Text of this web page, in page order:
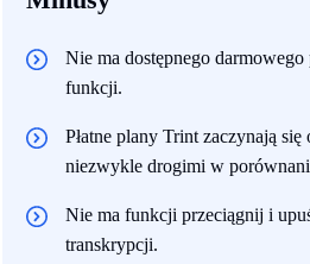
Nie ma dostępnego darmowego
funkcji.
Płatne plany Trint zaczynają
niezwykle drogimi w
Nie ma funkcji przeciągnij i
transkrypcji.